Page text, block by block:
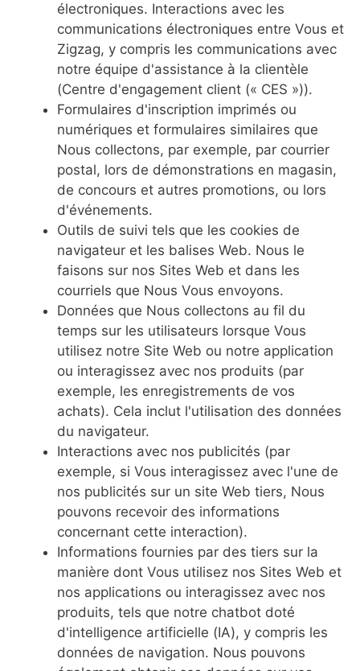
électroniques. Interactions avec les
communications électroniques entre Vous et
Zigzag, y compris les communications avec
notre équipe d'assistance à la clientèle
(Centre d'engagement client (« CES »)).
Formulaires d'inscription imprimés ou
numériques et formulaires similaires que
Nous collectons, par exemple, par courrier
postal, lors de démonstrations en magasin,
de concours et autres promotions, ou lors
d'événements.
Outils de suivi tels que les cookies de
navigateur et les balises Web. Nous le
faisons sur nos Sites Web et dans les
courriels que Nous Vous envoyons.
Données que Nous collectons au fil du
temps sur les utilisateurs lorsque Vous
utilisez notre Site Web ou notre application
ou interagissez avec nos produits (par
exemple, les enregistrements de vos
achats). Cela inclut l'utilisation des données
du navigateur.
Interactions avec nos publicités (par
exemple, si Vous interagissez avec l'une de
nos publicités sur un site Web tiers, Nous
pouvons recevoir des informations
concernant cette interaction).
Informations fournies par des tiers sur la
manière dont Vous utilisez nos Sites Web et
nos applications ou interagissez avec nos
produits, tels que notre chatbot doté
d'intelligence artificielle (IA), y compris les
données de navigation. Nous pouvons